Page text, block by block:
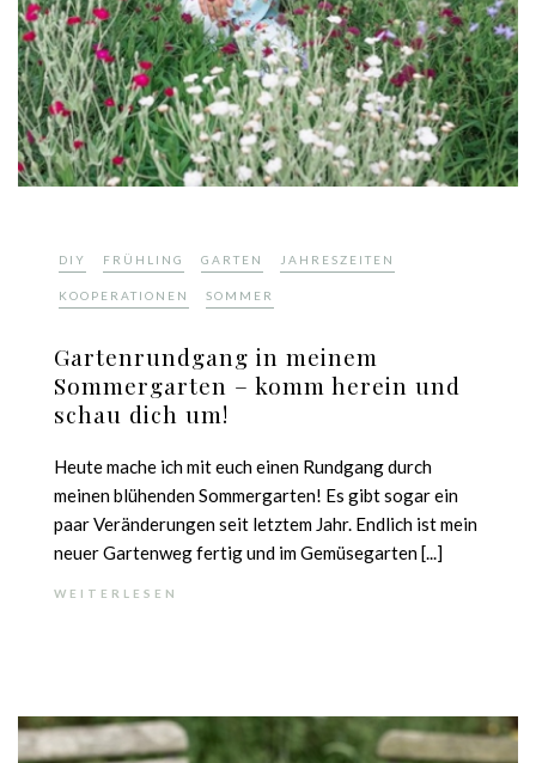
DIY FRÜHLING GARTEN JAHRESZEITEN
KOOPERATIONEN SOMMER
Gartenrundgang in meinem
Sommergarten – komm herein und
schau dich um!
Heute mache ich mit euch einen Rundgang durch
meinen blühenden Sommergarten! Es gibt sogar ein
paar Veränderungen seit letztem Jahr. Endlich ist mein
neuer Gartenweg fertig und im Gemüsegarten [...]
WEITERLESEN